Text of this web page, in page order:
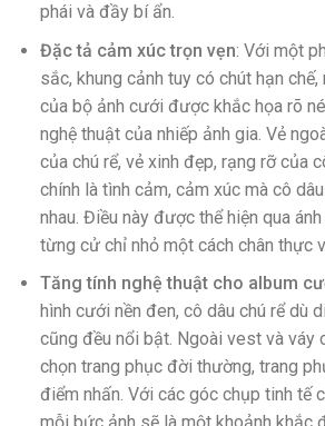
phái và đầy bí ẩn.
Đặc tả cảm xúc trọn vẹn: Với một
sắc, khung cảnh tuy có chút hạn
của bộ ảnh cưới được khắc họa rõ
nghệ thuật của nhiếp ảnh gia. Vẻ
của chú rể, vẻ xinh đẹp, rạng rỡ của
chính là tình cảm, cảm xúc mà cô
nhau. Điều này được thể hiện qua
từng cử chỉ nhỏ một cách chân thực
Tăng tính nghệ thuật cho album
hình cưới nền đen, cô dâu chú rể dù
cũng đều nổi bật. Ngoài vest và váy
chọn trang phục đời thường, trang
điểm nhấn. Với các góc chụp tinh tế